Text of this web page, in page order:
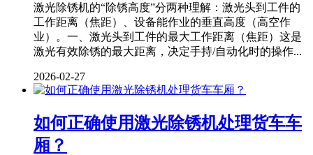
激光除锈机的“除锈高度”分两种理解：激光头到工件的
工作距离（焦距）、设备能作业的垂直高度（高空作
业）。一、激光头到工件的最大工作距离（焦距）这是
激光有效除锈的最大距离，决定手持/自动化时的操作...
2026-02-27
如何正确使用激光除锈机处理货车车
厢？